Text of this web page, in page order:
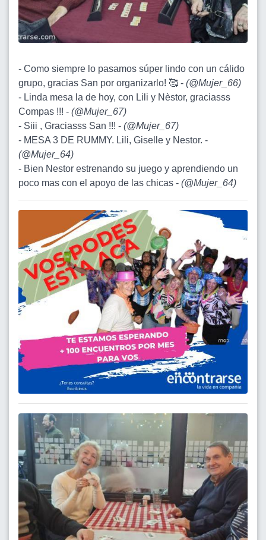
- Como siempre lo pasamos súper lindo con un cálido
grupo, gracias San por organizarlo! 🥰 - (@Mujer_66)
- Linda mesa la de hoy, con Lili y Nèstor, graciasss
Compas !!! - (@Mujer_67)
- Siii , Graciasss San !!! - (@Mujer_67)
- MESA 3 DE RUMMY. Lili, Giselle y Nestor. -
(@Mujer_64)
- Bien Nestor estrenando su juego y aprendiendo un
poco mas con el apoyo de las chicas - (@Mujer_64)